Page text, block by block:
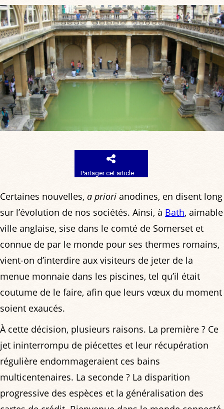
Partager cet article
Certaines nouvelles, a priori anodines, en disent long
sur l’évolution de nos sociétés. Ainsi, à Bath, aimable
ville anglaise, sise dans le comté de Somerset et
connue de par le monde pour ses thermes romains,
vient-on d’interdire aux visiteurs de jeter de la
menue monnaie dans les piscines, tel qu’il était
coutume de le faire, afin que leurs vœux du moment
soient exaucés.
À cette décision, plusieurs raisons. La première ? Ce
jet ininterrompu de piécettes et leur récupération
régulière endommageraient ces bains
multicentenaires. La seconde ? La disparition
progressive des espèces et la généralisation des